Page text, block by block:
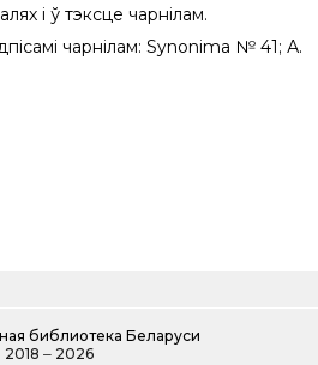
і ў тэксце чарнілам.
чарнілам: Synonima № 41; А.
библиотека Беларуси
2018 ‒ 2026